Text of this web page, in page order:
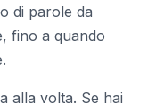
di parole da
fino a quando
alla volta. Se hai